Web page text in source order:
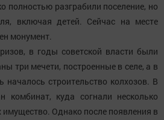
полностью разграбили поселение, но
включая детей. Сейчас на месте
монумент.
в годы советской власти были
три мечети, по­строенные в селе, а в
началось строительство колхозов. В
комбинат, куда согнали несколько
Однако после появления в